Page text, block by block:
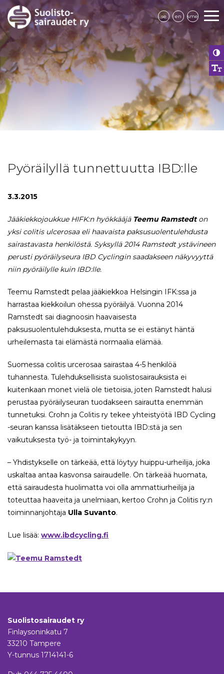
se en sme
Pyöräilyllä tunnettuutta IBD:lle
3.3.2015
Jääkiekkojoukkue HIFK:n hyökkääjä Teemu Ramstedton
yksi colitis ulcerosaa eli haavaista paksusuolentulehdusta
sairastavasta henkilöstä. Syksyllä 2014 Ramstedt ystävineen
perusti pyöräilyseura IBD Cyclingin saadakseen näkyvyyttä
niin pyöräilylle kuin IBD:lle.
Teemu Ramstedt pelaa jääkiekkoa Helsingin IFK:ssa ja
harrastaa kiekkoilun ohessa pyöräilyä. Vuonna 2014
Ramstedt sai diagnoosin haavaisesta
paksusuolentulehduksesta, mutta se ei estänyt häntä
urheilemasta tai elämästä normaalia elämää.
Suomessa colitis urcerosaa sairastaa 4-5 henkilöä
tuhannesta. Tulehduksellisista suolistosairauksista ei
kuitenkaan monet vielä ole tietoisia, joten Ramstedt halusi
perustaa pyöräilyseuran tuodakseen sairautta enemmän
tunnetuksi. Crohn ja Colitis ry tekee yhteistyötä IBD Cycling
-seuran kanssa lisätäkseen tietoutta IBD:stä ja sen
vaikutuksesta työ- ja toimintakykyyn.
– Yhdistykselle on tärkeää, että löytyy huippu-urheilija, joka
uskaltaa antaa kasvonsa sairaudelle. On tärkeää huomata,
että sairaudesta huolimatta voi olla ammattiurheilija ja
toteuttaa haaveita ja unelmiaan, kertoo Crohn ja Colitis ry:n
toiminnanjohtaja Ulla Suvanto.
Lue lisää: www.ibdcycling.fi
Suolistosairaudet ry
Finlaysoninkatu 7
33210 Tampere
Y-tunnus 1714141-6